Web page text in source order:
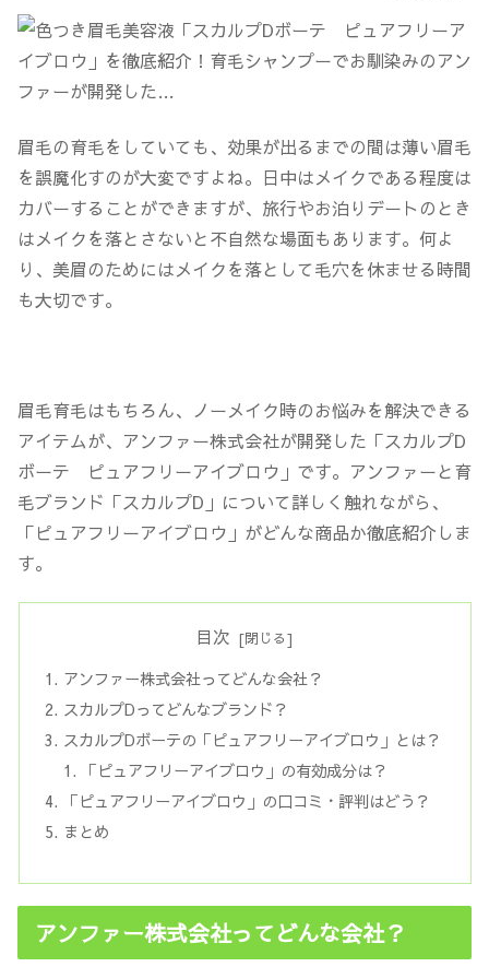
眉毛の育毛をしていても、効果が出るまでの間は薄い眉毛
を誤魔化すのが大変ですよね。日中はメイクである程度は
カバーすることができますが、旅行やお泊りデートのとき
はメイクを落とさないと不自然な場面もあります。何よ
り、美眉のためにはメイクを落として毛穴を休ませる時間
も大切です。
眉毛育毛はもちろん、ノーメイク時のお悩みを解決できる
アイテムが、アンファー株式会社が開発した「スカルプD
ボーテ ピュアフリーアイブロウ」です。アンファーと育
毛ブランド「スカルプD」について詳しく触れながら、
「ピュアフリーアイブロウ」がどんな商品か徹底紹介しま
す。
目次
アンファー株式会社ってどんな会社？
スカルプDってどんなブランド？
スカルプDボーテの「ピュアフリーアイブロウ」とは？
「ピュアフリーアイブロウ」の有効成分は？
「ピュアフリーアイブロウ」の口コミ・評判はどう？
まとめ
アンファー株式会社ってどんな会社？